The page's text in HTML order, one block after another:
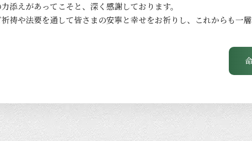
力添えがあってこそと、 深く 感謝しております。
祈祷や法要を通して皆さまの安寧と幸せをお祈りし、 これからも一層